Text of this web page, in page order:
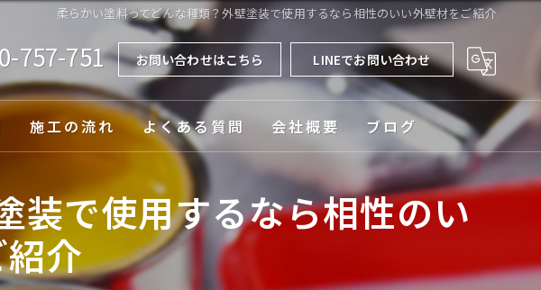
柔らかい塗料ってどんな種類？外壁塗装で使用するなら相性のいい外壁材をご紹介
757-751 お問い合わせはこちら LINEでお問い合わせ
施工の流れ よくある質問 会社概要
対応エリア
ブログ
装で使用するなら相性のい
介